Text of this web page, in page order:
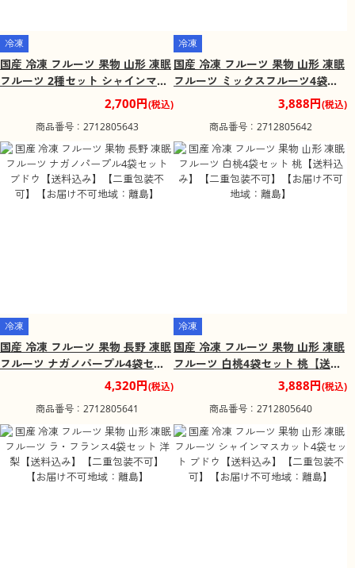
冷凍
国産 冷凍 フルーツ 果物 山形 凍眠
フルーツ 2種セット シャインマス
カット ラ・フランス【送料込み】
【二重包装不可】【お届け不可地
域：離島】
2,700円(税込)
商品番号：2712805643
冷凍
国産 冷凍 フルーツ 果物 山形 凍眠
フルーツ ミックスフルーツ4袋セ
ット りんご 黄桃 ブルーベリー
【送料込み】【二重包装不可】
【お届け不可地域：離島】
3,888円(税込)
商品番号：2712805642
冷凍
国産 冷凍 フルーツ 果物 長野 凍眠
フルーツ ナガノパープル4袋セッ
ト ブドウ【送料込み】【二重包装
不可】【お届け不可地域：離島】
4,320円(税込)
商品番号：2712805641
冷凍
国産 冷凍 フルーツ 果物 山形 凍眠
フルーツ 白桃4袋セット 桃【送料
込み】【二重包装不可】【お届け
3,888円(税込)
商品番号：2712805640